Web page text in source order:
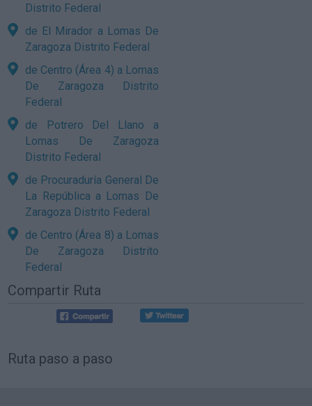
Distrito Federal
de El Mirador a Lomas De
Zaragoza Distrito Federal
de Centro (Área 4) a Lomas
De Zaragoza Distrito
Federal
de Potrero Del Llano a
Lomas De Zaragoza
Distrito Federal
de Procuraduría General De
La República a Lomas De
Zaragoza Distrito Federal
de Centro (Área 8) a Lomas
De Zaragoza Distrito
Federal
Compartir Ruta
Ruta paso a paso